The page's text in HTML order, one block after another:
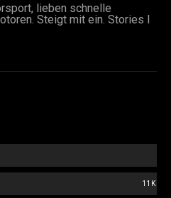
lieben schnelle
Steigt mit ein. Stories I
11K